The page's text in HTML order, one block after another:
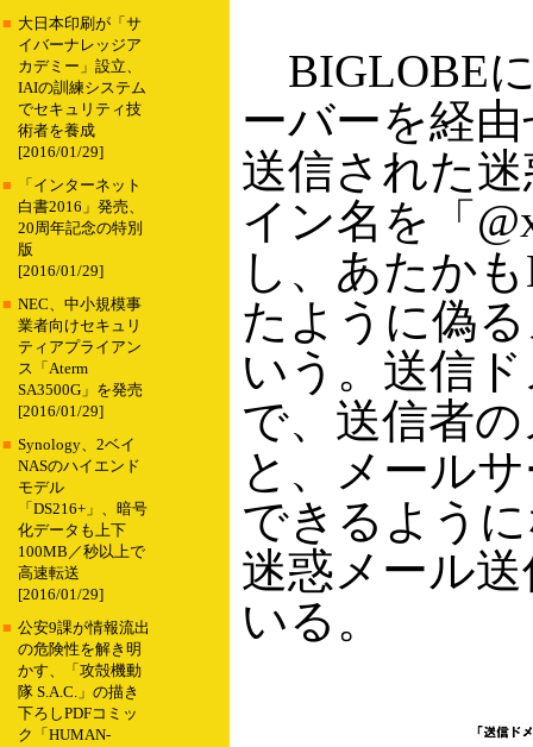
■ 大日本印刷が「サ
イバーナレッジア
カデミー」設立、
IAIの訓練システム
でセキュリティ技
術者を養成
[2016/01/29]
■
「インターネット
白書2016」発売、
20周年記念の特別
版
[2016/01/29]
■ NEC、中小規模事
業者向けセキュリ
ティアプライアン
ス「Aterm
SA3500G」を発売
[2016/01/29]
■ Synology、2ベイ
NASのハイエンド
モデル
「DS216+」、暗号
化データも上下
100MB／秒以上で
高速転送
[2016/01/29]
■ 公安9課が情報流出
の危険性を解き明
かす、「攻殻機動
隊 S.A.C.」の描き
下ろしPDFコミッ
ク「HUMAN-
BIGLOBE
ーバーを経
送信された
イン名を「
し、あたか
たように偽
いう。送信
で、送信者
と、メール
できるよう
迷惑メール
いる。